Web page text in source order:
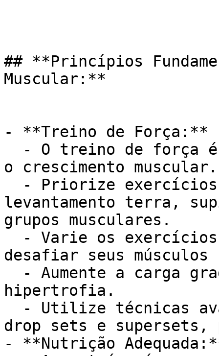
## **Princípios
Muscular:**
- **Treino de Força:**
o crescimento muscular.
levantamento terra,
grupos musculares.
desafiar seus músculos
hipertrofia.
drop sets e
- **Nutrição